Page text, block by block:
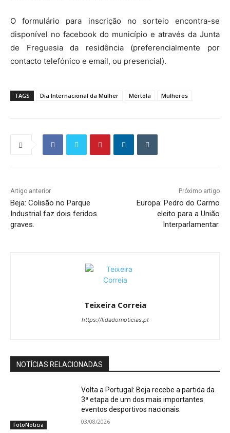
O formulário para inscrição no sorteio encontra-se
disponível no facebook do município e através da Junta
de Freguesia da residência (preferencialmente por
contacto telefónico e email, ou presencial).
TAGS Dia Internacional da Mulher Mértola Mulheres
Artigo anterior
Beja: Colisão no Parque
Industrial faz dois feridos
graves.
Próximo artigo
Europa: Pedro do Carmo
eleito para a União
Interparlamentar.
Teixeira Correia
https://lidadornoticias.pt
NOTÍCIAS RELACIONADAS
FotoNoticia
Volta a Portugal: Beja recebe a partida da
3ª etapa de um dos mais importantes
eventos desportivos nacionais.
03/08/2026